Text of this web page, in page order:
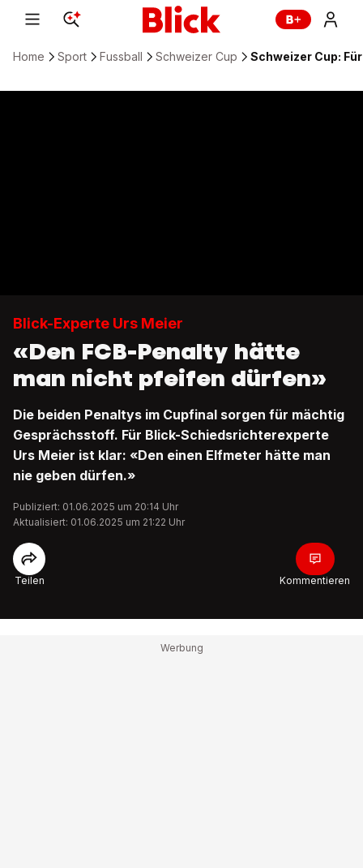
Home Sport Fussball Schweizer Cup Schweizer Cup:
Blick-Experte Urs Meier
«Den FCB-Penalty hätte
man nicht pfeifen dürfen»
Die beiden Penaltys im Cupfinal sorgen für mächtig
Gesprächsstoff. Für Blick-Schiedsrichterexperte
Urs Meier ist klar: «Den einen Elfmeter hätte man
nie geben dürfen.»
Publiziert: 01.06.2025 um 20:14 Uhr
Aktualisiert: 01.06.2025 um 21:22 Uhr
Teilen Kommentieren